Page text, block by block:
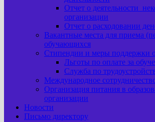
Отчет о деятельности
организации
Отчет о расходовании
Вакантные места для приема
обучающихся
Стипендии и меры поддержки
Льготы по оплате за
Служба по
Международное
Организация питания в
организации
Новости
Письмо директору